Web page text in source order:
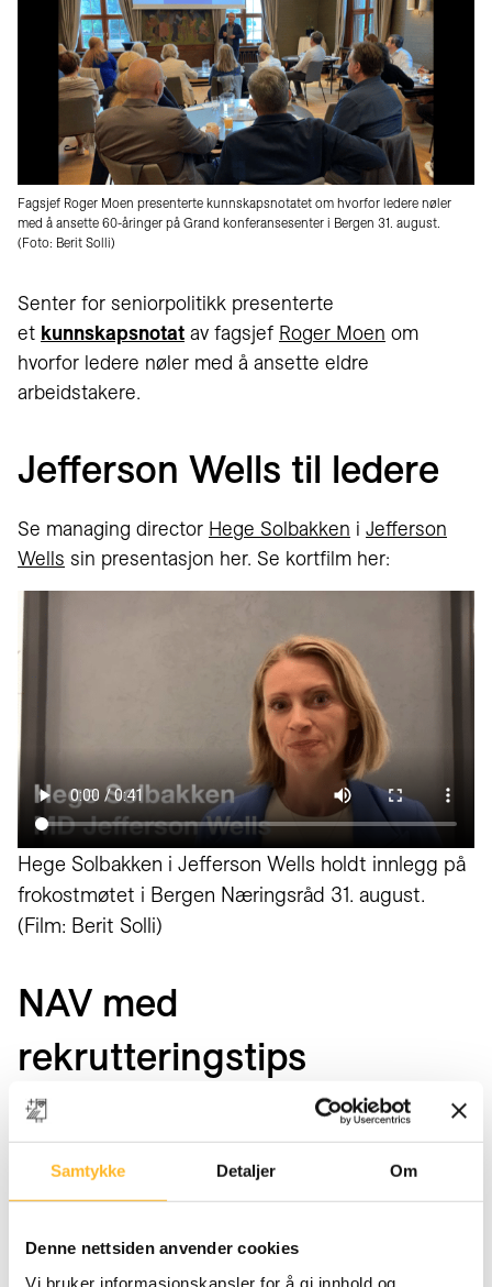
Samtykke Detaljer Om
Denne nettsiden anvender cookies
Vi bruker informasjonskapsler for å gi innhold og
Fagsjef Roger Moen presenterte kunnskapsnotatet om hvorfor ledere nøler
med å ansette 60-åringer på Grand konferansesenter i Bergen 31. august.
(Foto: Berit Solli)
Senter for seniorpolitikk presenterte
et kunnskapsnotat av fagsjef Roger Moen om
hvorfor ledere nøler med å ansette eldre
arbeidstakere.
Jefferson Wells til ledere
Se managing director Hege Solbakken i Jefferson
Wells sin presentasjon her. Se kortfilm her:
Hege Solbakken i Jefferson Wells holdt innlegg på
frokostmøtet i Bergen Næringsråd 31. august.
(Film: Berit Solli)
NAV med
rekrutteringstips
Unni Andersen fra NAV holdt inlegg om situasjonen
for eldre jobbsøkere på Vestlandet, og med tips til
jobbsøkere og folk som skal rekruttere. Hun ble
også kort filmet om betydningen av seniorpolitikk: